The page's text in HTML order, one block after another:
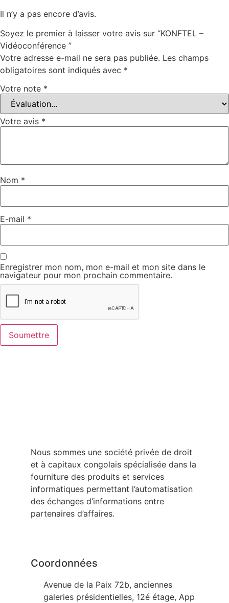
Il n’y a pas encore d’avis.
Soyez le premier à laisser votre avis sur “KONFTEL –
Vidéoconférence ”
Votre adresse e-mail ne sera pas publiée. Les champs
obligatoires sont indiqués avec *
Votre note *
Votre avis *
Nom *
E-mail *
Enregistrer mon nom, mon e-mail et mon site dans le
navigateur pour mon prochain commentaire.
Nous sommes une société privée de droit
et à capitaux congolais spécialisée dans la
fourniture des produits et services
informatiques permettant l’automatisation
des échanges d’informations entre
partenaires d’affaires.
Coordonnées
Avenue de la Paix 72b, anciennes
galeries présidentielles, 12é étage, App